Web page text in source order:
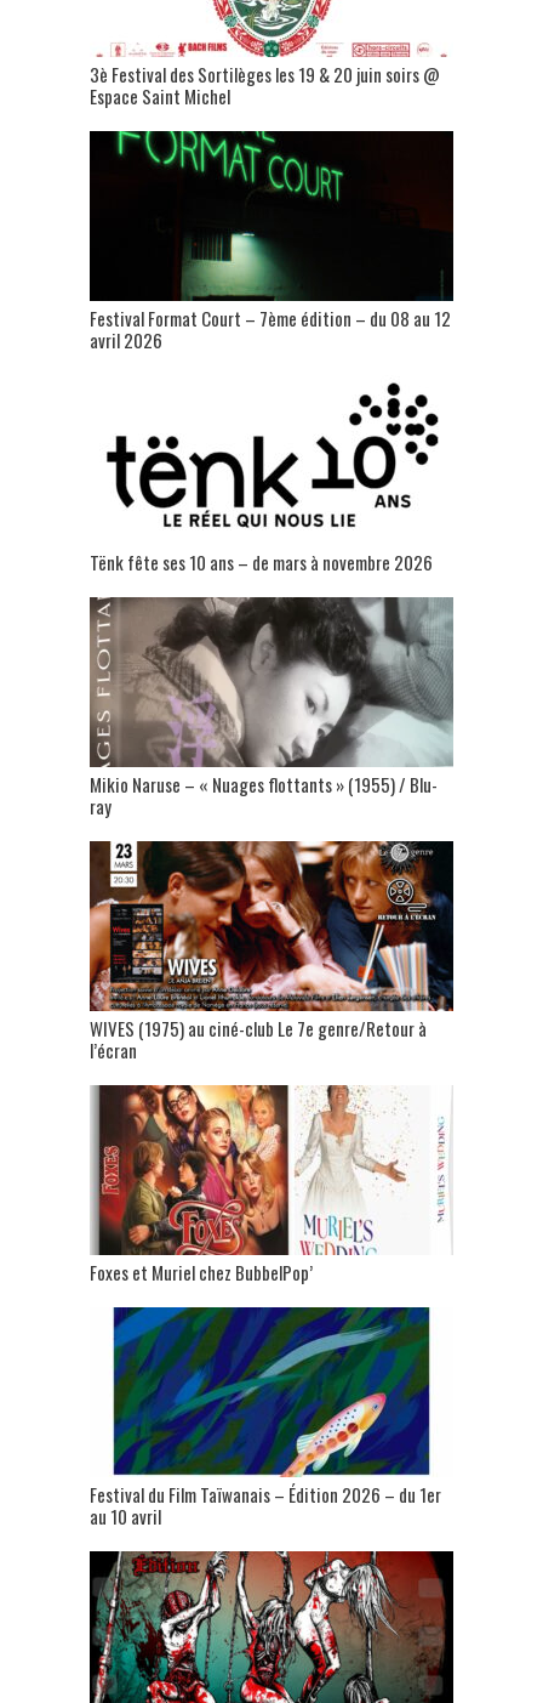
3è Festival des Sortilèges les 19 & 20 juin soirs @
Espace Saint Michel
Festival Format Court – 7ème édition – du 08 au 12
avril 2026
Tënk fête ses 10 ans – de mars à novembre 2026
Mikio Naruse – « Nuages flottants » (1955) / Blu-
ray
WIVES (1975) au ciné-club Le 7e genre/Retour à
l’écran
Foxes et Muriel chez BubbelPop’
Festival du Film Taïwanais – Édition 2026 – du 1er
au 10 avril